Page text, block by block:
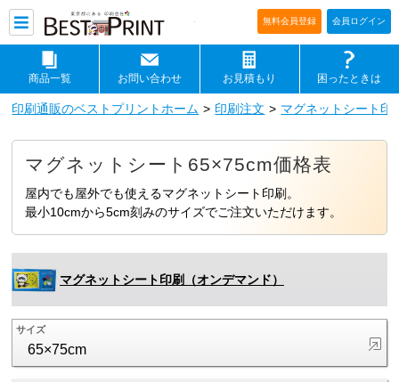
印刷通販ベストプリントベストプリ
無料会員登録 会員ログイン
商品一覧 お問い合わせ お見積もり 困ったときは
印刷通販のベストプリントホーム 印刷注文 マグネットシート印
マグネットシート65×75cm価格表
屋内でも屋外でも使えるマグネットシート印刷。
最小10cmから5cm刻みのサイズでご注文いただけます。
マグネットシート印刷（オンデマンド）
サイズ
65×75cm